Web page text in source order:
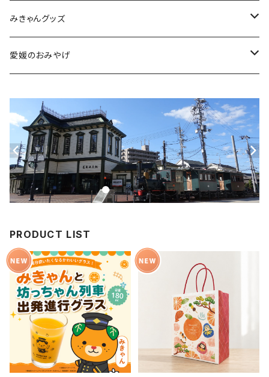
ステーショナリー
トイ・小物
坊っちゃん列車グッズ
その他伊予鉄グッズ
みきゃんグッズ
食品
衣類
愛媛のおみやげ
雑貨
PRODUCT LIST